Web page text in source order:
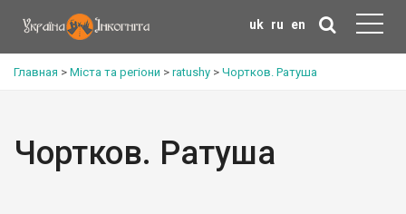
uk ru en
Главная > Міста та регіони > ratushy > Чортков. Ратуша
Чортков. Ратуша